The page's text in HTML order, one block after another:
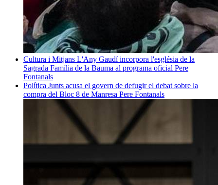
Cultura i Mitjans L'Any Gaudí incorpora l'església de la
Sagrada Família de la Bauma al programa oficial Pere
Fontanals
Política Junts acusa el govern de defugir el debat sobre la
compra del Bloc 8 de Manresa Pere Fontanals